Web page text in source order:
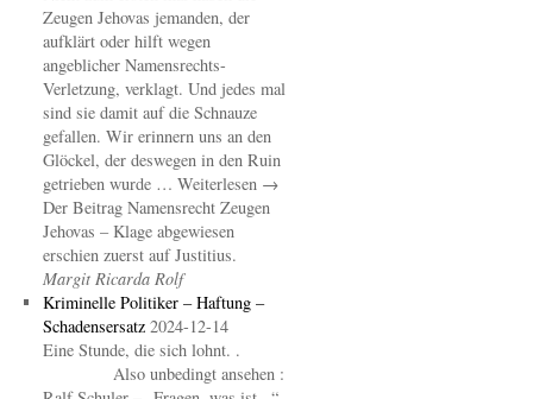
Zeugen Jehovas jemanden, der
aufklärt oder hilft wegen
angeblicher Namensrechts-
Verletzung, verklagt. Und jedes mal
sind sie damit auf die Schnauze
gefallen. Wir erinnern uns an den
Glöckel, der deswegen in den Ruin
getrieben wurde … Weiterlesen →
Der Beitrag Namensrecht Zeugen
Jehovas – Klage abgewiesen
erschien zuerst auf Justitius.
Margit Ricarda Rolf
Kriminelle Politiker – Haftung –
Schadensersatz 2024-12-14
Eine Stunde, die sich lohnt. .
Also unbedingt ansehen :